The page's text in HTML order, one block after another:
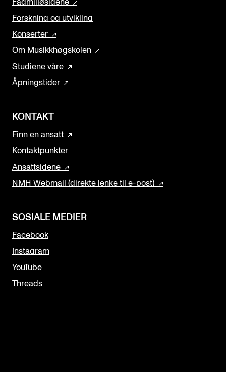
Fagmiljøsidene
Forskning og utvikling
Konserter
Om Musikkhøgskolen
Studiene våre
Åpningstider
KONTAKT
Finn en ansatt
Kontaktpunkter
Ansattsidene
NMH Webmail (direkte lenke til e-post)
SOSIALE MEDIER
Facebook
Instagram
YouTube
Threads